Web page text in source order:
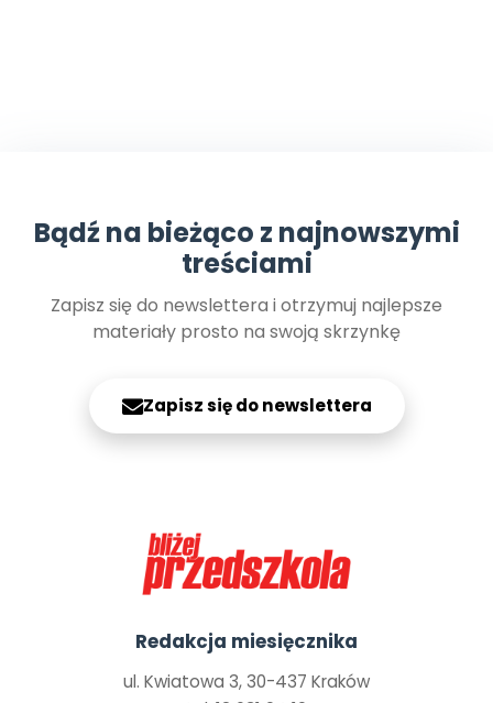
Bądź na bieżąco z najnowszymi
treściami
Zapisz się do newslettera i otrzymuj najlepsze
materiały prosto na swoją skrzynkę
Zapisz się do newslettera
Redakcja miesięcznika
ul. Kwiatowa 3, 30-437 Kraków